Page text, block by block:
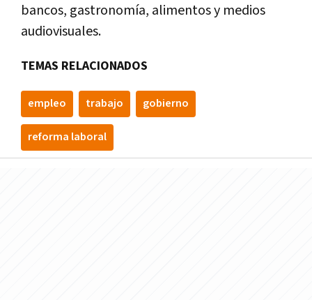
bancos, gastronomía, alimentos y medios
audiovisuales.
TEMAS RELACIONADOS
empleo trabajo gobierno
reforma laboral